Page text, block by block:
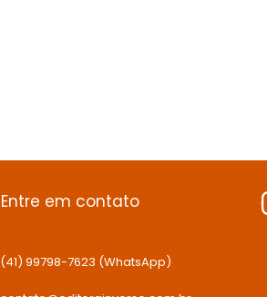
Entre em contato
(41) 99798-7623 (WhatsApp)